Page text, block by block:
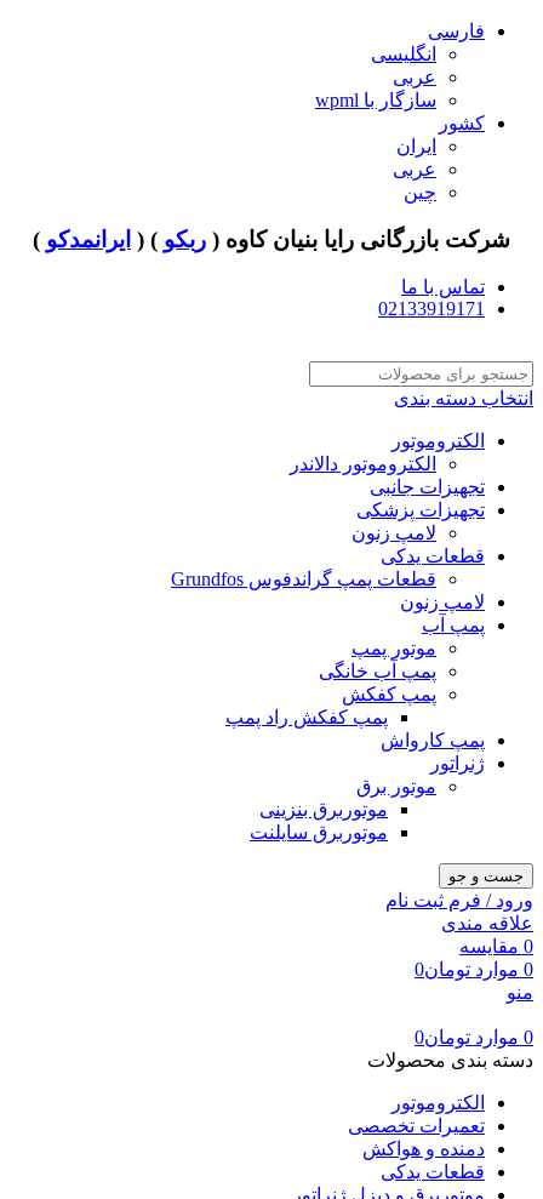
فارسی
انگلیسی
عربی
سازگار با wpml
کشور
ایران
عربی
چین
شرکت بازرگانی رایا بنیان کاوه ( ربکو ) ( ایرانمدکو )
تماس با ما
02133919171
انتخاب دسته بندی
الکتروموتور
الکتروموتور دالاندر
تجهیزات جانبی
تجهیزات پزشکی
لامپ زنون
قطعات یدکی
قطعات پمپ گراندفوس Grundfos
لامپ زنون
پمپ آب
موتور پمپ
پمپ آب خانگی
پمپ کفکش
پمپ کفکش راد پمپ
پمپ کارواش
ژنراتور
موتور برق
موتوربرق بنزینی
موتوربرق سایلنت
جست و جو
ورود / فرم ثبت نام
علاقه مندی
0 مقایسه
0 موارد تومان0
منو
0 موارد تومان0
دسته بندی محصولات
الکتروموتور
تعمیرات تخصصی
دمنده و هواکش
قطعات یدکی